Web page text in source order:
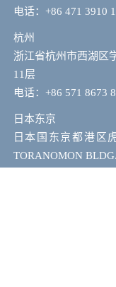
电话：+86 471 3910
杭州
浙江省杭州市西湖区
11层
电话：+86 571 8673
日本东京
日本国东京都港区
TORANOMON BLDG.